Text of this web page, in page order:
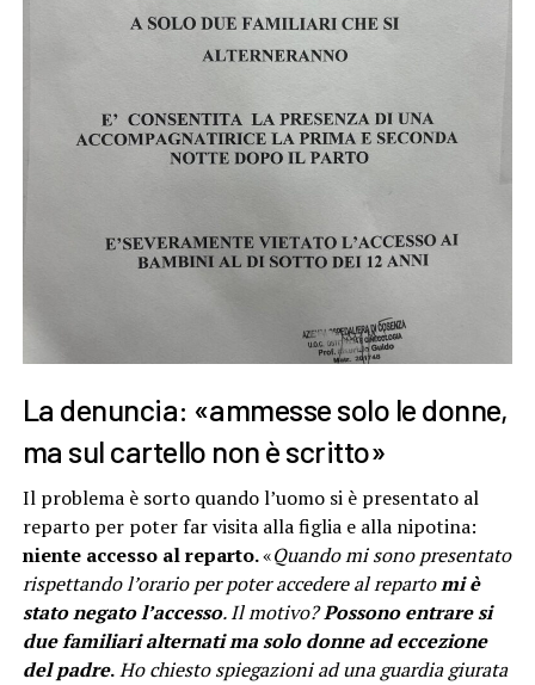
La denuncia: «ammesse solo le donne,
ma sul cartello non è scritto»
Il problema è sorto quando l’uomo si è presentato al
reparto per poter far visita alla figlia e alla nipotina:
niente accesso al reparto.«Quando mi sono presentato
rispettando l’orario per poter accedere al repartomi è
stato negato l’accesso. Il motivo?Possono entrare si
due familiari alternati ma solo donne ad eccezione
del padre.Ho chiesto spiegazioni ad una guardia giurata